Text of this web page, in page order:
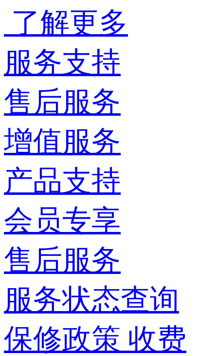
了解更多
服务支持
售后服务
增值服务
产品支持
会员专享
售后服务
服务状态查询
保修政策 收费